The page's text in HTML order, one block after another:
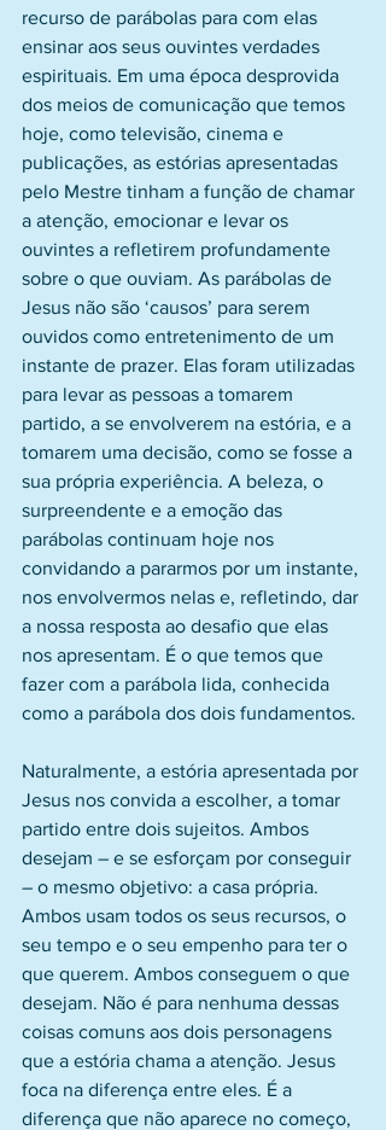
recurso de parábolas para com elas
ensinar aos seus ouvintes verdades
espirituais. Em uma época desprovida
dos meios de comunicação que temos
hoje, como televisão, cinema e
publicações, as estórias apresentadas
pelo Mestre tinham a função de chamar
a atenção, emocionar e levar os
ouvintes a refletirem profundamente
sobre o que ouviam. As parábolas de
Jesus não são ‘causos’ para serem
ouvidos como entretenimento de um
instante de prazer. Elas foram utilizadas
para levar as pessoas a tomarem
partido, a se envolverem na estória, e a
tomarem uma decisão, como se fosse a
sua própria experiência. A beleza, o
surpreendente e a emoção das
parábolas continuam hoje nos
convidando a pararmos por um instante,
nos envolvermos nelas e, refletindo, dar
a nossa resposta ao desafio que elas
nos apresentam. É o que temos que
fazer com a parábola lida, conhecida
como a parábola dos dois fundamentos.
Naturalmente, a estória apresentada por
Jesus nos convida a escolher, a tomar
partido entre dois sujeitos. Ambos
desejam – e se esforçam por conseguir
– o mesmo objetivo: a casa própria.
Ambos usam todos os seus recursos, o
seu tempo e o seu empenho para ter o
que querem. Ambos conseguem o que
desejam. Não é para nenhuma dessas
coisas comuns aos dois personagens
que a estória chama a atenção. Jesus
foca na diferença entre eles. É a
diferença que não aparece no começo,